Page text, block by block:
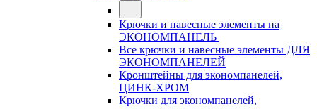
Крючки и навесные элементы на
ЭКОНОМПАНЕЛЬ
Все крючки и навесные элементы ДЛЯ
ЭКОНОМПАНЕЛЕЙ
Кронштейны для экономпанелей,
ЦИНК-ХРОМ
Крючки для экономпанелей,